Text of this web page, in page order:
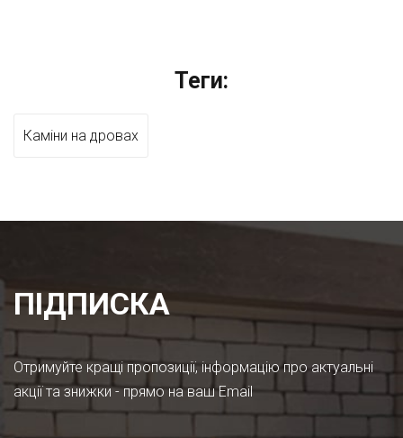
Теги:
Каміни на дровах
ПІДПИСКА
Отримуйте кращі пропозиції, інформацію про актуальні
акції та знижки - прямо на ваш Email